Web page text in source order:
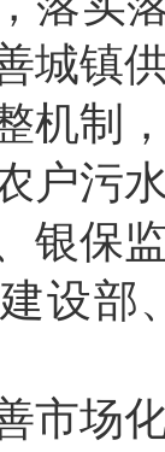
城镇
机制
户污
银保
设部
场化